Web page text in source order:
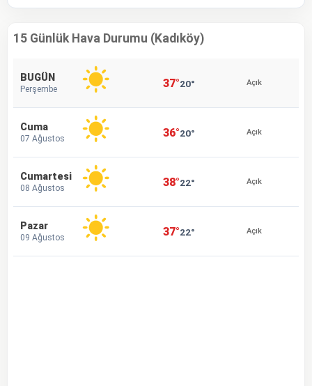
15 Günlük Hava Durumu (Kadıköy)
BUGÜN
Perşembe 37°20° Açık
Cuma
07 Ağustos 36°20° Açık
Cumartesi
08 Ağustos 38°22° Açık
Pazar
09 Ağustos 37°22° Açık